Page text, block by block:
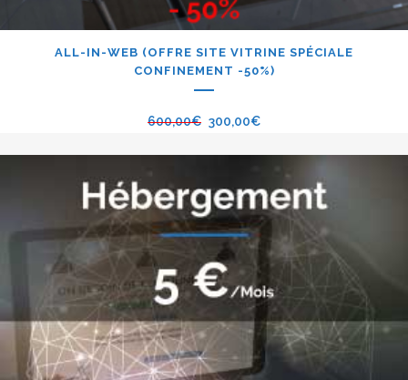
ALL-IN-WEB (OFFRE SITE VITRINE SPÉCIALE
CONFINEMENT -50%)
600,00€ 300,00€